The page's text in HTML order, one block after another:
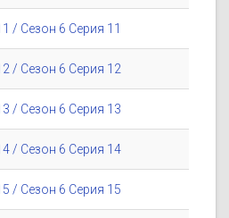
/ Сезон 6 Серия 11
/ Сезон 6 Серия 12
/ Сезон 6 Серия 13
/ Сезон 6 Серия 14
/ Сезон 6 Серия 15